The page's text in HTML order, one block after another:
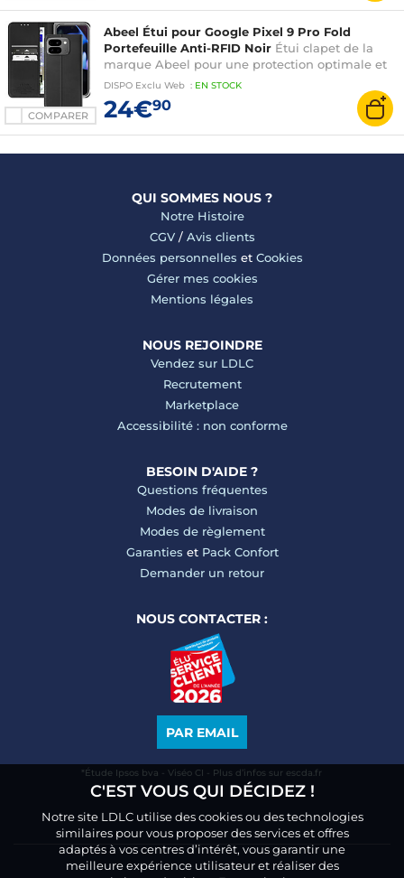
COMPARER
Abeel Étui pour Google Pixel 9 Pro Fold
Portefeuille Anti-RFID Noir Étui clapet de la
marque Abeel pour une protection optimale et
élégante de votre Google Pixel 9 Pro Fold
DISPO Exclu Web : EN STOCK
24€90
QUI SOMMES NOUS ?
Notre Histoire
CGV/ Avis clients
Données personnelles et Cookies
Gérer mes cookies
Mentions légales
NOUS REJOINDRE
Vendez sur LDLC
Recrutement
Marketplace
Accessibilité : non conforme
BESOIN D'AIDE ?
Questions fréquentes
Modes de livraison
Modes de règlement
Garanties et Pack Confort
Demander un retour
NOUS CONTACTER :
PAR EMAIL
*Étude Ipsos bva - Viséo CI - Plus d’infos sur escda.fr
C'EST VOUS QUI DÉCIDEZ !
Notre site LDLC utilise des cookies ou des technologies
similaires pour vous proposer des services et offres
adaptés à vos centres d’intérêt, vous garantir une
meilleure expérience utilisateur et réaliser des